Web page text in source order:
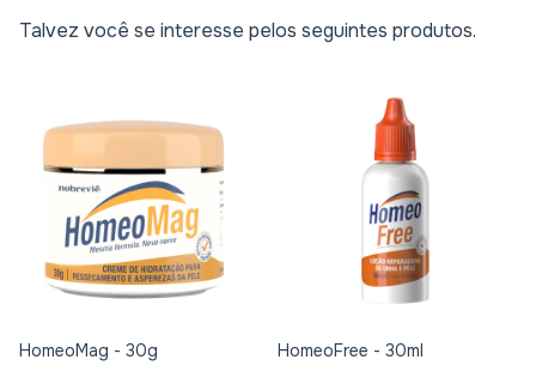
Talvez você se interesse pelos seguintes produtos.
HomeoMag - 30g HomeoFree - 30ml